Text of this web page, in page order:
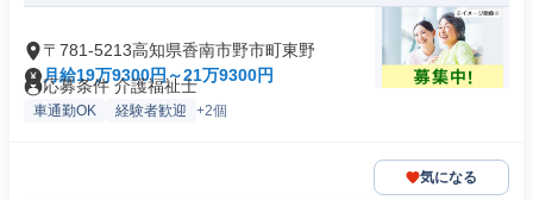
〒781-5213高知県香南市野市町東野
月給19万9300円～21万9300円
応募条件 介護福祉士
車通勤OK 経験者歓迎 +2個
気になる